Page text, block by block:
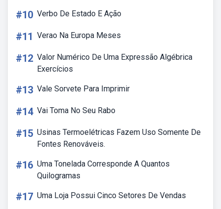
#10 Verbo De Estado E Ação
#11 Verao Na Europa Meses
#12 Valor Numérico De Uma Expressão Algébrica
Exercícios
#13 Vale Sorvete Para Imprimir
#14 Vai Toma No Seu Rabo
#15 Usinas Termoelétricas Fazem Uso Somente De
Fontes Renováveis.
#16 Uma Tonelada Corresponde A Quantos
Quilogramas
#17 Uma Loja Possui Cinco Setores De Vendas